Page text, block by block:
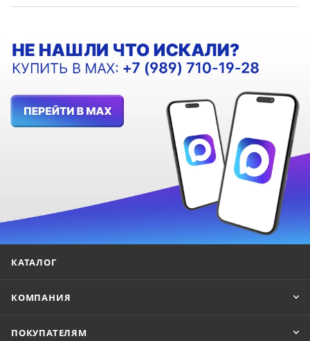
КАТАЛОГ
КОМПАНИЯ
ПОКУПАТЕЛЯМ